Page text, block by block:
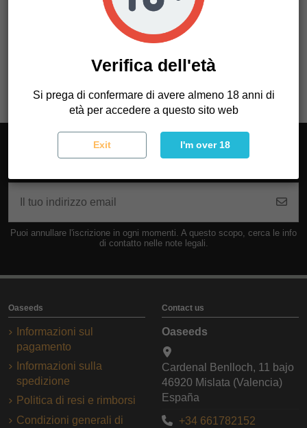
OA28U53FE01
Iscriviti alla newsletter
Puoi annullare l'iscrizione in ogni momenti. A questo scopo, cerca le info
di contatto nelle note legali.
Oaseeds
Informazioni sul
pagamento
Informazioni sulla
spedizione
Politica di resi e rimborsi
Condizioni generali di
Contact us
Oaseeds
Cardenal Benlloch, 11 bajo
46920 Mislata (Valencia)
España
+34 661782152
Verifica dell'età
Si prega di confermare di avere almeno 18 anni di
età per accedere a questo sito web
Exit I'm over 18